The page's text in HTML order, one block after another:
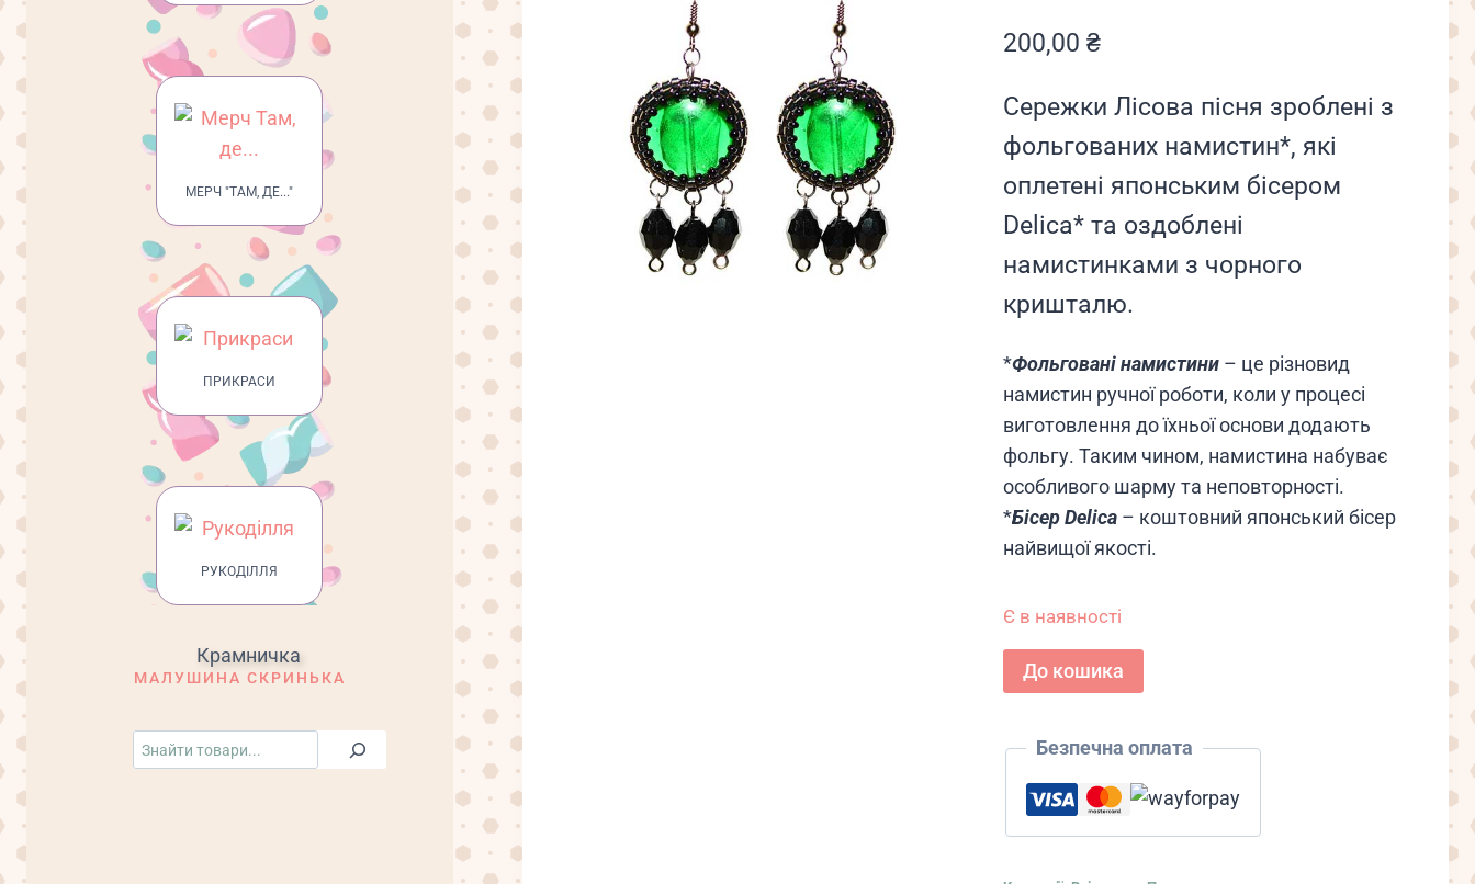
200,00 ₴
Сережки Лісова пісня зроблені з
фольгованих намистин*, які
оплетені японським бісером
Delica* та оздоблені
намистинками з чорного
кришталю.
*Фольговані намистини– це різновид
намистин ручної роботи, коли у процесі
виготовлення до їхньої основи додають
фольгу. Таким чином, намистина набуває
особливого шарму та неповторності.
*Бісер Delica– коштовний японський бісер
найвищої якості.
Є в наявності
Сережки
Лісова
кількість
До кошика
Безпечна оплата
МЕРЧ "ТАМ, ДЕ..."
ПРИКРАСИ
РУКОДІЛЛЯ
МАЛУШИНА СКРИНЬКА